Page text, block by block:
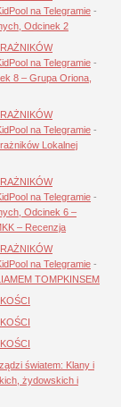
na Telegramie -
Odcinek 2
na Telegramie -
8 – Grupa Oriona,
na Telegramie -
Lokalnej
na Telegramie -
Odcinek 6 –
– Recenzja
na Telegramie -
TOMPKINSEM
światem: Klany i
żydowskich i